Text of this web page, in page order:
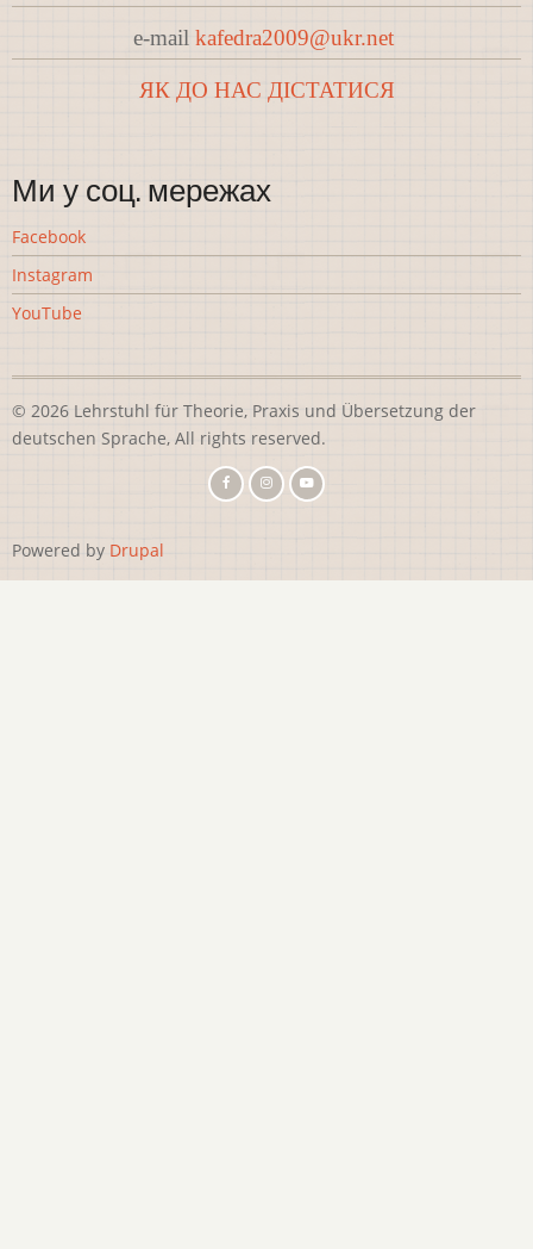
e-mail kafedra2009@ukr.net
ЯК ДО НАС ДІСТАТИСЯ
Ми у соц. мережах
Facebook
Instagram
YouTube
© 2026 Lehrstuhl für Theorie, Praxis und Übersetzung der
deutschen Sprache, All rights reserved.
Powered by Drupal